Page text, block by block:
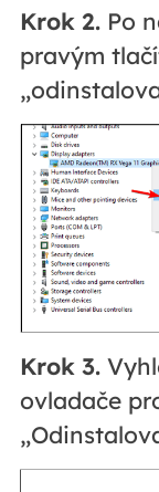
Krok 2.Po
pravým
Krok 3.
ovladače